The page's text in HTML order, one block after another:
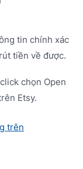
tin chính xác
tiền về được.
chọn Open
Etsy.
trên